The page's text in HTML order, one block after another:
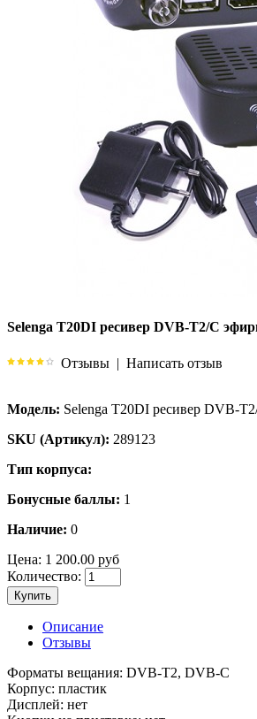
Selenga T20DI ресивер DVB-T2/C
Отзывы | Написать отзыв
Модель: Selenga T20DI ресивер DVB-
SKU (Артикул): 289123
Тип корпуса:
Бонусные баллы: 1
Наличие: 0
Цена: 1 200.00 руб
Количество:
Купить
Описание
Отзывы
Форматы вещания: DVB-T2, DVB-C
Корпус: пластик
Дисплей: нет